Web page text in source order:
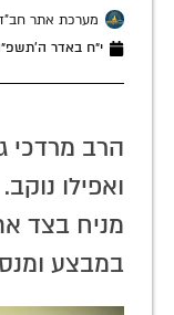
מערכת אתר חב"ד
י״ח באדר ה׳תשפ״ה
הרב מרדכי
ואפילו
מניח בצד
במבצע